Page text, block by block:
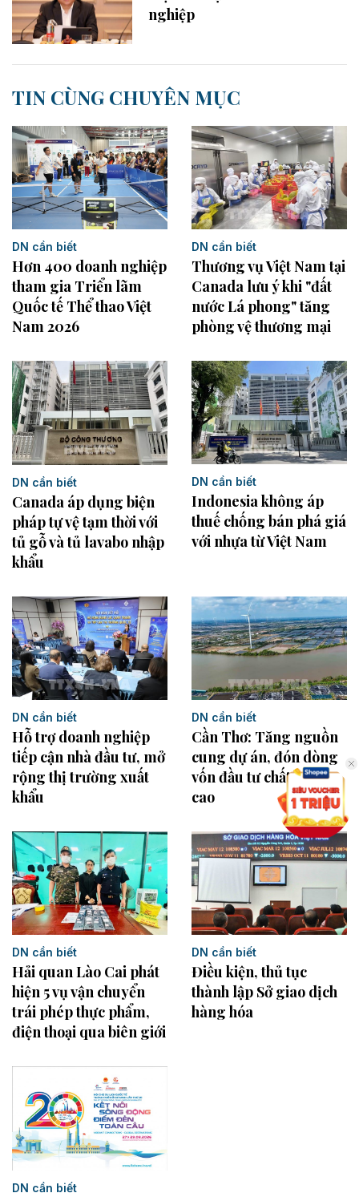
nghiệp
TIN CÙNG CHUYÊN MỤC
DN cần biết
Hơn 400 doanh nghiệp
tham gia Triển lãm
Quốc tế Thể thao Việt
Nam 2026
DN cần biết
Thương vụ Việt Nam tại
Canada lưu ý khi "đất
nước Lá phong" tăng
phòng vệ thương mại
DN cần biết
Canada áp dụng biện
pháp tự vệ tạm thời với
tủ gỗ và tủ lavabo nhập
khẩu
DN cần biết
Indonesia không áp
thuế chống bán phá giá
với nhựa từ Việt Nam
DN cần biết
Hỗ trợ doanh nghiệp
tiếp cận nhà đầu tư, mở
rộng thị trường xuất
khẩu
DN cần biết
Cần Thơ: Tăng nguồn
cung dự án, đón dòng
vốn đầu tư chất lượng
cao
DN cần biết
Hải quan Lào Cai phát
hiện 5 vụ vận chuyển
trái phép thực phẩm,
điện thoại qua biên giới
DN cần biết
Điều kiện, thủ tục
thành lập Sở giao dịch
hàng hóa
DN cần biết